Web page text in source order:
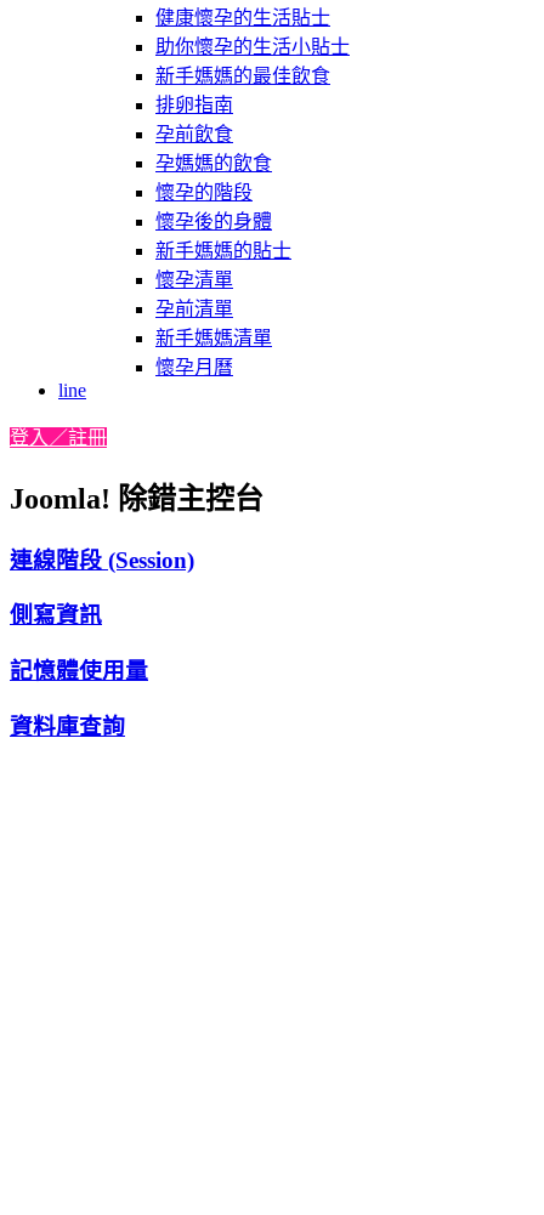
健康懷孕的生活貼士
助你懷孕的生活小貼士
新手媽媽的最佳飲食
排卵指南
孕前飲食
孕媽媽的飲食
懷孕的階段
懷孕後的身體
新手媽媽的貼士
懷孕清單
孕前清單
新手媽媽清單
懷孕月曆
line
登入／註冊
Joomla! 除錯主控台
連線階段 (Session)
側寫資訊
記憶體使用量
資料庫查詢